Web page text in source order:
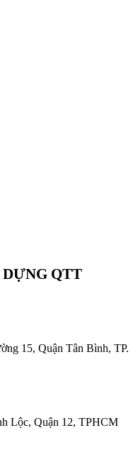
DỰNG QTT
15, Quận Tân Bình, TP.
Lộc, Quận 12, TPHCM